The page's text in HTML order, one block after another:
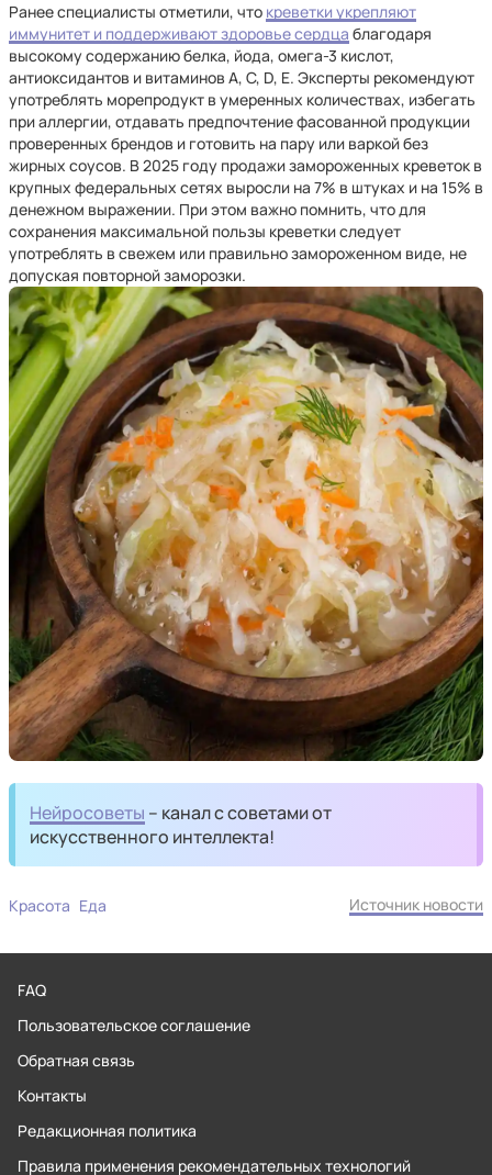
Ранее специалисты отметили, что креветки укрепляют
иммунитет и поддерживают здоровье сердца благодаря
высокому содержанию белка, йода, омега-3 кислот,
антиоксидантов и витаминов A, C, D, E. Эксперты рекомендуют
употреблять морепродукт в умеренных количествах, избегать
при аллергии, отдавать предпочтение фасованной продукции
проверенных брендов и готовить на пару или варкой без
жирных соусов. В 2025 году продажи замороженных креветок в
крупных федеральных сетях выросли на 7% в штуках и на 15% в
денежном выражении. При этом важно помнить, что для
сохранения максимальной пользы креветки следует
употреблять в свежем или правильно замороженном виде, не
допуская повторной заморозки.
Нейросоветы – канал с советами от
искусственного интеллекта!
Красота Еда Источник новости
FAQ
Пользовательское соглашение
Обратная связь
Контакты
Редакционная политика
Правила применения рекомендательных технологий